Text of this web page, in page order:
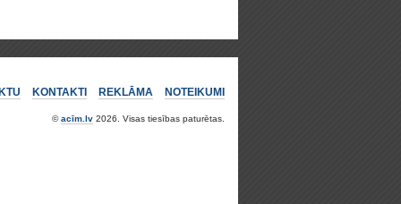
KONTAKTI REKLĀMA NOTEIKUMI
©acīm.lv 2026. Visas tiesības paturētas.